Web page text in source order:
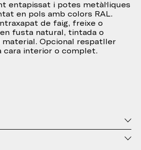
entapissat i potes metàl·liques
en pols amb colors RAL.
de faig, freixe o
fusta natural, tintada o
material. Opcional respatller
cara interior o complet.